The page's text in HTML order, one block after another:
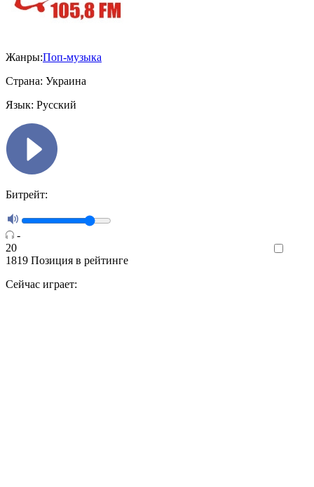
Жанры:Поп-музыка
Страна: Украина
Язык: Русский
Битрейт:
-
20
1819 Позиция в рейтинге
Сейчас играет: